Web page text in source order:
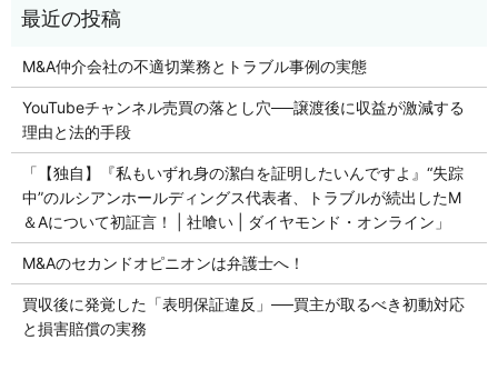
M&A仲介会社の不適切業務とトラブル事例の実態
YouTubeチャンネル売買の落とし穴──譲渡後に収益が激減する
理由と法的手段
「【独自】『私もいずれ身の潔白を証明したいんですよ』“失踪
中”のルシアンホールディングス代表者、トラブルが続出したM
＆Aについて初証言！ | 社喰い | ダイヤモンド・オンライン」
M&Aのセカンドオピニオンは弁護士へ！
買収後に発覚した「表明保証違反」──買主が取るべき初動対応
と損害賠償の実務